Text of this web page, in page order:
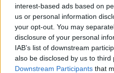
interest-based ads based on
us or personal information
your opt-out. You may
disclosure of your personal
IAB’s list of downstream
also be disclosed by us to third
Downstream Participants that
Agricampeggio Villa
Servizi / Posizione